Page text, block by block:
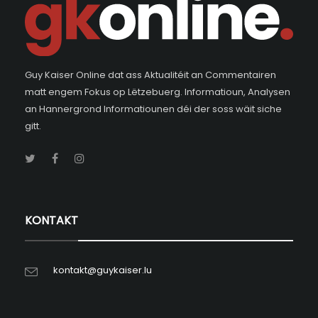
Guy Kaiser Online dat ass Aktualitéit an Commentairen
matt engem Fokus op Lëtzebuerg. Informatioun, Analysen
an Hannergrond Informatiounen déi der soss wäit siche
gitt.
KONTAKT
kontakt@guykaiser.lu